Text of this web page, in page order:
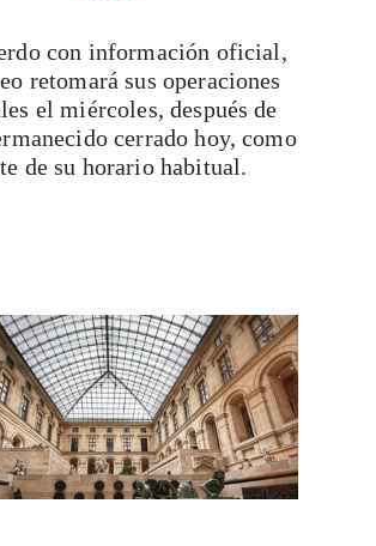
con información oficial,
retomará sus operaciones
el miércoles, después de
cerrado hoy, como
de su horario habitual.